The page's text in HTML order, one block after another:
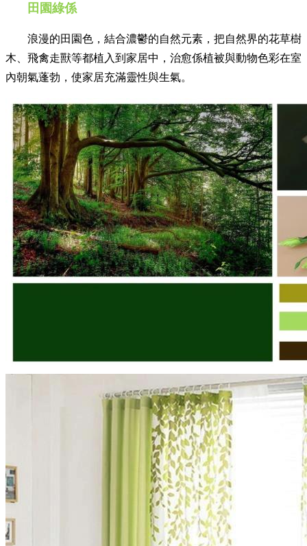
田園綠係
浪漫的田園色，結合濃鬱的自然元素，把自然界的花草樹
木、飛禽走獸等都植入到家居中，治愈係植被與動物色彩在室
內朝氣蓬勃，使家居充滿靈性與生氣。